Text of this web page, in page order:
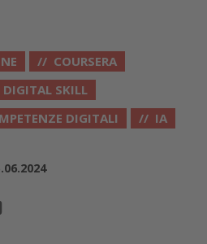
COURSERA
DIGITAL SKILL
DIGITALI
IA